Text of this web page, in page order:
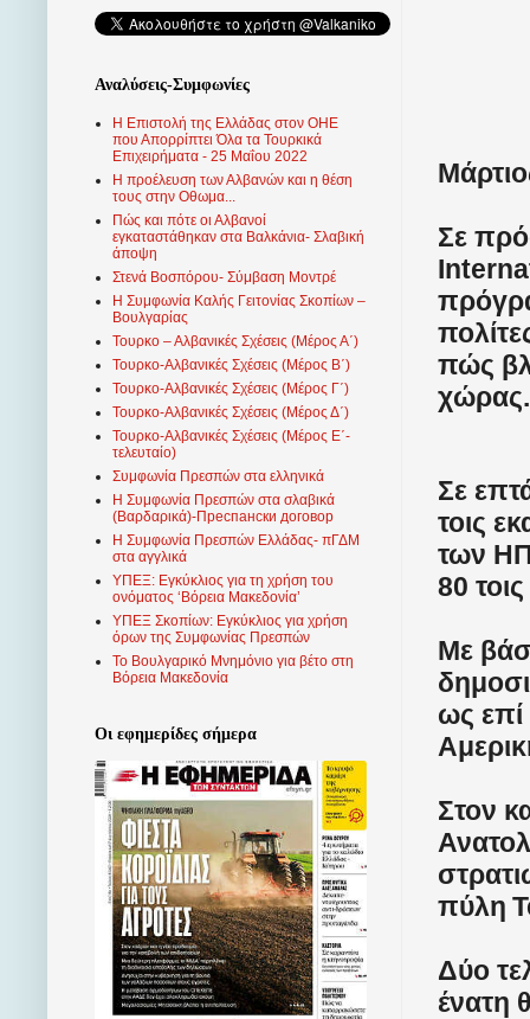
Σε
πώς
χώρας.
Σε
τοις
των
80
Με
ως επί
Στον
πύλη
Δύο
ένατη
Αναλύσεις-Συμφωνίες
Η Επιστολή της Ελλάδας στον ΟΗΕ
που Απορρίπτει Όλα τα Τουρκικά
Επιχειρήματα - 25 Μαΐου 2022
Η προέλευση των Αλβανών και η θέση
τους στην Οθωμα...
Πώς και πότε οι Αλβανοί
εγκαταστάθηκαν στα Βαλκάνια- Σλαβική
άποψη
Στενά Βοσπόρου- Σύμβαση Μοντρέ
Η Συμφωνία Καλής Γειτονίας Σκοπίων –
Βουλγαρίας
Τουρκο – Αλβανικές Σχέσεις (Mέρος Α΄)
Τουρκο-Αλβανικές Σχέσεις (Μέρος Β΄)
Τουρκο-Αλβανικές Σχέσεις (Μέρος Γ΄)
Τουρκο-Αλβανικές Σχέσεις (Μέρος Δ΄)
Τουρκο-Αλβανικές Σχέσεις (Μέρος Ε΄-
τελευταίο)
Συμφωνία Πρεσπών στα ελληνικά
Η Συμφωνία Πρεσπών στα σλαβικά
(Βαρδαρικά)-Преспански договор
Η Συμφωνία Πρεσπών Ελλάδας- πΓΔΜ
στα αγγλικά
ΥΠΕΞ: Εγκύκλιος για τη χρήση του
ονόματος ‘Βόρεια Μακεδονία’
ΥΠΕΞ Σκοπίων: Εγκύκλιος για χρήση
όρων της Συμφωνίας Πρεσπών
Το Βουλγαρικό Μνημόνιο για βέτο στη
Βόρεια Μακεδονία
Οι εφημερίδες σήμερα